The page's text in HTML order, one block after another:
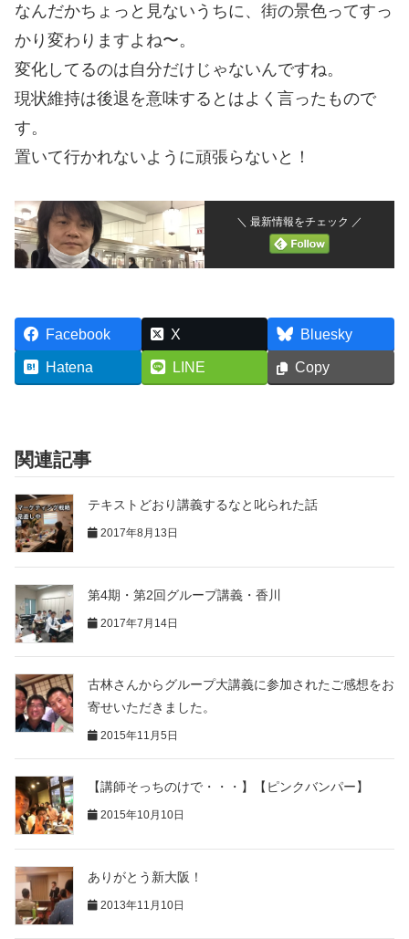
なんだかちょっと見ないうちに、街の景色ってすっ
かり変わりますよね〜。
変化してるのは自分だけじゃないんですね。
現状維持は後退を意味するとはよく言ったもので
す。
置いて行かれないように頑張らないと！
＼ 最新情報をチェック ／
Facebook X
Bluesky
Hatena
LINE Copy
関連記事
テキストどおり講義するなと叱られた話
2017年8月13日
第4期・第2回グループ講義・香川
2017年7月14日
古林さんからグループ大講義に参加されたご感想をお
寄せいただきました。
2015年11月5日
【講師そっちのけで・・・】【ピンクバンパー】
2015年10月10日
ありがとう新大阪！
2013年11月10日